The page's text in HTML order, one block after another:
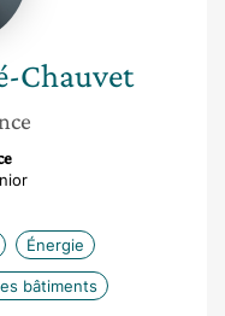
Chauvet
Énergie
bâtiments